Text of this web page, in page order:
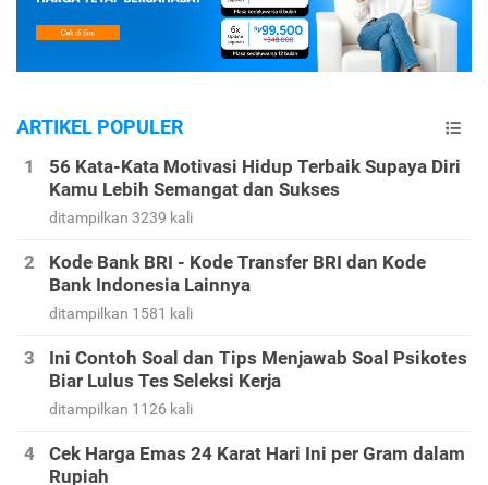
ARTIKEL POPULER
56 Kata-Kata Motivasi Hidup Terbaik Supaya Diri
Kamu Lebih Semangat dan Sukses
ditampilkan 3239 kali
Kode Bank BRI - Kode Transfer BRI dan Kode
Bank Indonesia Lainnya
ditampilkan 1581 kali
Ini Contoh Soal dan Tips Menjawab Soal Psikotes
Biar Lulus Tes Seleksi Kerja
ditampilkan 1126 kali
Cek Harga Emas 24 Karat Hari Ini per Gram dalam
Rupiah